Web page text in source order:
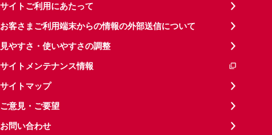
サイトご利用にあたって
お客さまご利用端末からの情報の外部送信について
見やすさ・使いやすさの調整
サイトメンテナンス情報
サイトマップ
ご意見・ご要望
お問い合わせ